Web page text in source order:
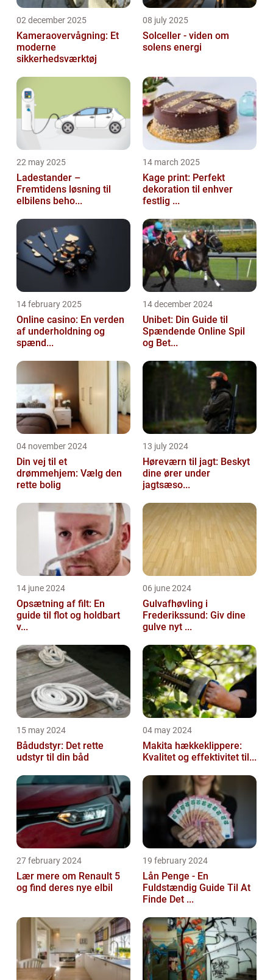
02 december 2025
Kameraovervågning: Et
moderne
sikkerhedsværktøj
08 july 2025
Solceller - viden om
solens energi
22 may 2025
Ladestander –
Fremtidens løsning til
elbilens beho...
14 march 2025
Kage print: Perfekt
dekoration til enhver
festlig ...
14 february 2025
Online casino: En verden
af underholdning og
spænd...
14 december 2024
Unibet: Din Guide til
Spændende Online Spil
og Bet...
04 november 2024
Din vej til et
drømmehjem: Vælg den
rette bolig
13 july 2024
Høreværn til jagt: Beskyt
dine ører under
jagtsæso...
14 june 2024
Opsætning af filt: En
guide til flot og holdbart
v...
06 june 2024
Gulvafhøvling i
Frederikssund: Giv dine
gulve nyt ...
15 may 2024
Bådudstyr: Det rette
udstyr til din båd
04 may 2024
Makita hækkeklippere:
Kvalitet og effektivitet til...
27 february 2024
Lær mere om Renault 5
og find deres nye elbil
19 february 2024
Lån Penge - En
Fuldstændig Guide Til At
Finde Det ...